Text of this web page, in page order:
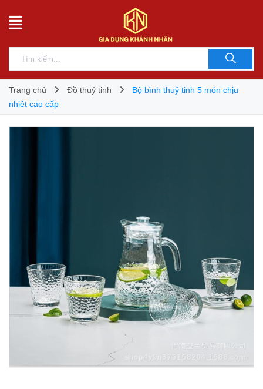
Trang chủ Đồ thuỷ tinh
Bộ bình thuỷ tinh 5 món chịu
nhiệt cao cấp